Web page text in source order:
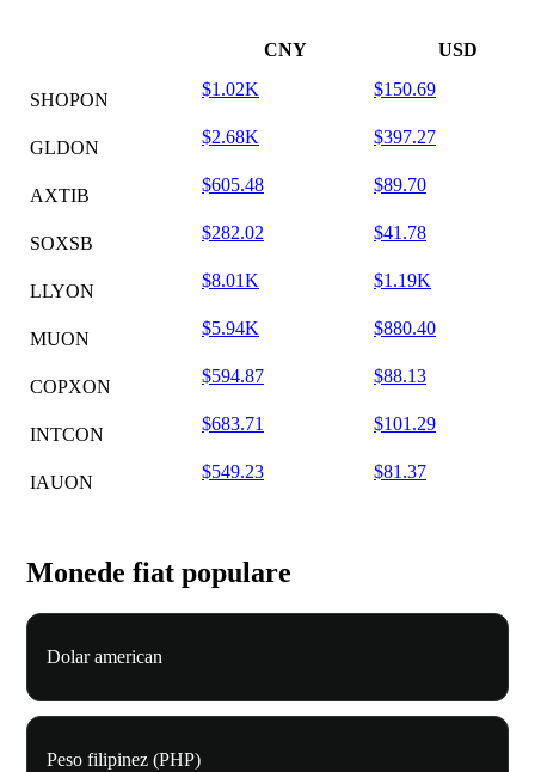
CNY USD
SHOPON
$1.02K $150.69
GLDON
$2.68K $397.27
AXTIB
$605.48 $89.70
SOXSB
$282.02 $41.78
LLYON
$8.01K $1.19K
MUON
$5.94K $880.40
COPXON
$594.87 $88.13
INTCON
$683.71 $101.29
IAUON
$549.23 $81.37
Monede fiat populare
Dolar american
Peso filipinez (PHP)